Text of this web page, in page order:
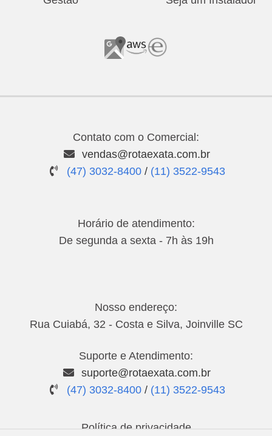
Contato com o Comercial:
vendas@rotaexata.com.br
(47) 3032-8400 / (11) 3522-9543
Horário de atendimento:
De segunda a sexta - 7h às 19h
Nosso endereço:
Rua Cuiabá, 32 - Costa e Silva, Joinville SC
Suporte e Atendimento:
suporte@rotaexata.com.br
(47) 3032-8400 / (11) 3522-9543
Política de privacidade